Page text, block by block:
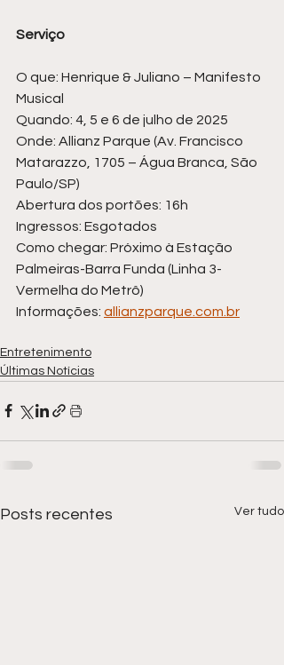
Serviço
O que: Henrique & Juliano – Manifesto
Musical
Quando: 4, 5 e 6 de julho de 2025
Onde: Allianz Parque (Av. Francisco
Matarazzo, 1705 – Água Branca, São
Paulo/SP)
Abertura dos portões: 16h
Ingressos: Esgotados
Como chegar: Próximo à Estação
Palmeiras-Barra Funda (Linha 3-
Vermelha do Metrô)
Informações: allianzparque.com.br
Entretenimento
Últimas Notícias
Posts recentes Ver tudo